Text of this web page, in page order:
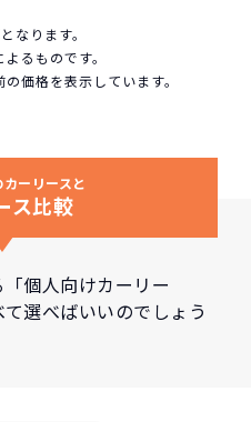
なります。
るものです。
価格を表示しています。
ーリースと
ス比較
個人向けカーリー
選べばいいのでしょう